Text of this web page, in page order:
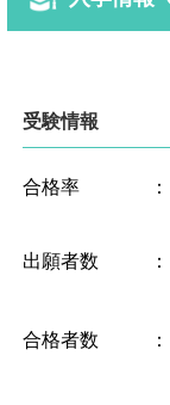
受験情報
合格率 ：
出願者数 ：
合格者数 ：